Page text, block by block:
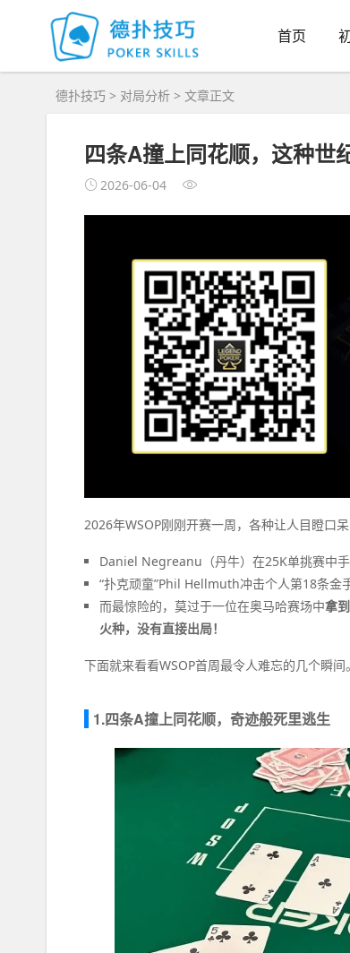
首页
德扑技巧 > 对局分析 > 文章正文
四条A撞上同花顺，这种世
2026-06-04
2026年WSOP刚刚开赛一周，各种让人目瞪口
Daniel Negreanu（丹牛）在25K单挑赛中
“扑克顽童”Phil Hellmuth冲击个人第18条金
而最惊险的，莫过于一位在奥马哈赛场中拿
火种，没有直接出局！
下面就来看看WSOP首周最令人难忘的几个瞬间。
1.四条A撞上同花顺，奇迹般死里逃生